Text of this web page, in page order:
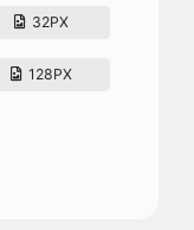
32PX
128PX